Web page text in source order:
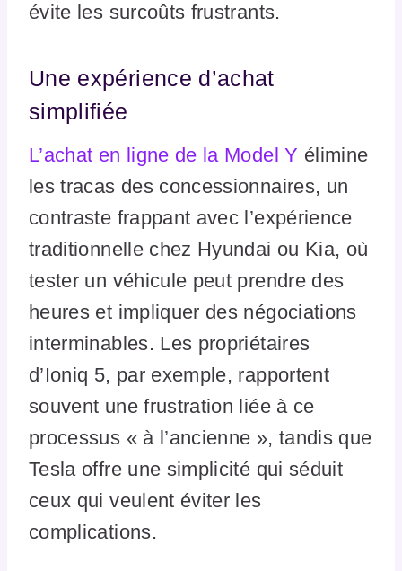
évite les surcoûts frustrants.
Une expérience d’achat
simplifiée
L’achat en ligne de la Model Y élimine
les tracas des concessionnaires, un
contraste frappant avec l’expérience
traditionnelle chez Hyundai ou Kia, où
tester un véhicule peut prendre des
heures et impliquer des négociations
interminables. Les propriétaires
d’Ioniq 5, par exemple, rapportent
souvent une frustration liée à ce
processus « à l’ancienne », tandis que
Tesla offre une simplicité qui séduit
ceux qui veulent éviter les
complications.